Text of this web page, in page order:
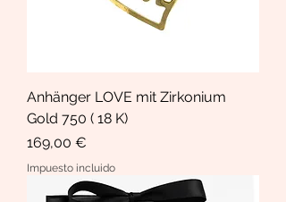
Anhänger LOVE mit Zirkonium
Gold 750 ( 18 K)
Precio
169,00 €
Impuesto incluido